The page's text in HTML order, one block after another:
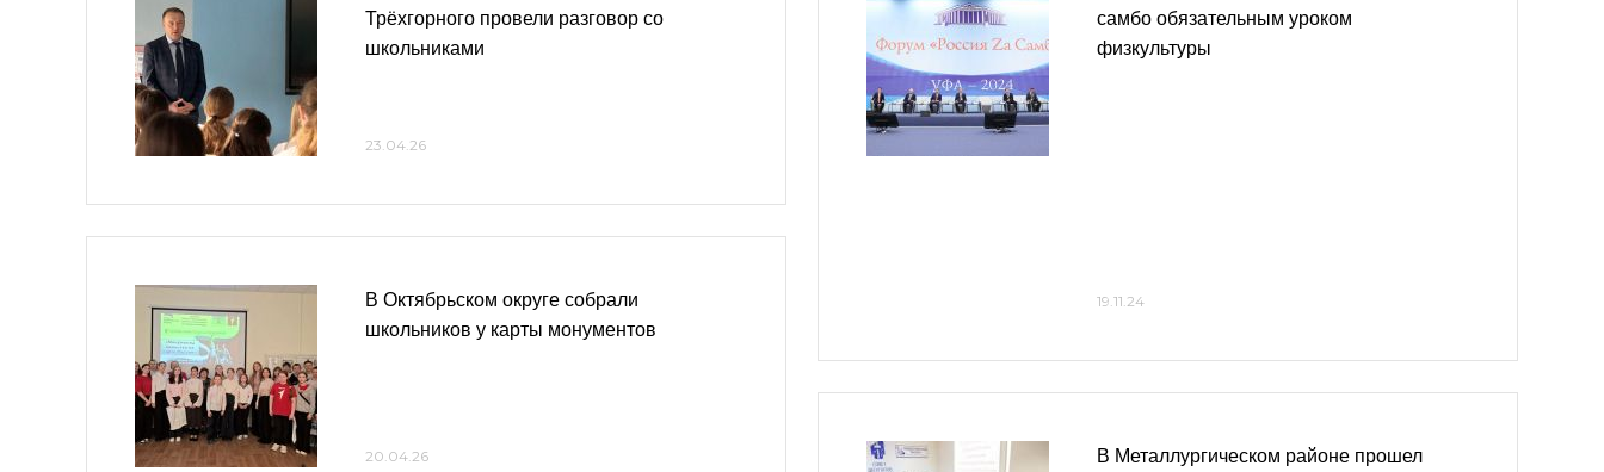
Трёхгорного провели разговор со
школьниками
23.04.26
В Октябрьском округе собрали
школьников у карты монументов
20.04.26
самбо обязательным уроком
физкультуры
19.11.24
В Металлургическом районе прошел